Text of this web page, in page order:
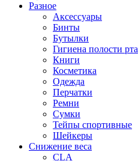
Разное
Аксессуары
Бинты
Бутылки
Гигиена полости рта
Книги
Косметика
Одежда
Перчатки
Ремни
Сумки
Тейпы спортивные
Шейкеры
Снижение веса
CLA